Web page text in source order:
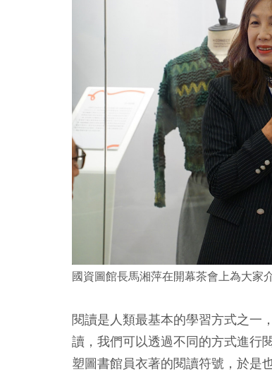
國資圖館長馬湘萍在開幕茶會上為大家
閱讀是人類最基本的學習方式之一
讀，我們可以透過不同的方式進行
塑圖書館員衣著的閱讀符號，於是